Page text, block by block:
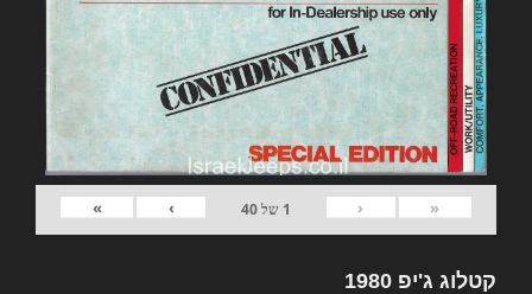
«
‹
1 של40
›
»
קטלוג ג'יפ 1980